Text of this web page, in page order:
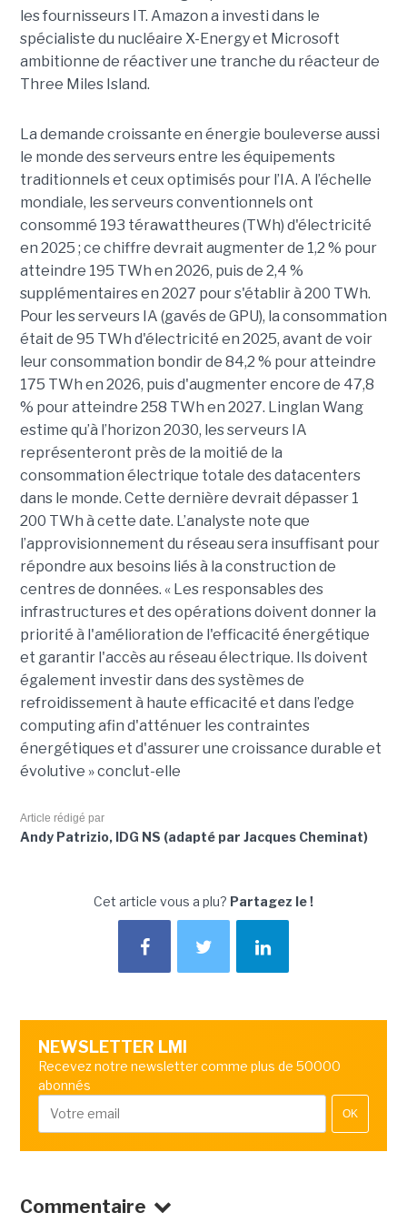
les fournisseurs IT. Amazon a investi dans le
spécialiste du nucléaire X-Energy et Microsoft
ambitionne de réactiver une tranche du réacteur de
Three Miles Island.
La demande croissante en énergie bouleverse aussi
le monde des serveurs entre les équipements
traditionnels et ceux optimisés pour l’IA. A l’échelle
mondiale, les serveurs conventionnels ont
consommé 193 térawattheures (TWh) d'électricité
en 2025 ; ce chiffre devrait augmenter de 1,2 % pour
atteindre 195 TWh en 2026, puis de 2,4 %
supplémentaires en 2027 pour s'établir à 200 TWh.
Pour les serveurs IA (gavés de GPU), la consommation
était de 95 TWh d'électricité en 2025, avant de voir
leur consommation bondir de 84,2 % pour atteindre
175 TWh en 2026, puis d'augmenter encore de 47,8
% pour atteindre 258 TWh en 2027. Linglan Wang
estime qu’à l’horizon 2030, les serveurs IA
représenteront près de la moitié de la
consommation électrique totale des datacenters
dans le monde. Cette dernière devrait dépasser 1
200 TWh à cette date. L’analyste note que
l’approvisionnement du réseau sera insuffisant pour
répondre aux besoins liés à la construction de
centres de données. « Les responsables des
infrastructures et des opérations doivent donner la
priorité à l'amélioration de l'efficacité énergétique
et garantir l'accès au réseau électrique. Ils doivent
également investir dans des systèmes de
refroidissement à haute efficacité et dans l’edge
computing afin d'atténuer les contraintes
énergétiques et d'assurer une croissance durable et
évolutive » conclut-elle
Article rédigé par
Andy Patrizio, IDG NS (adapté par Jacques Cheminat)
Cet article vous a plu? Partagez le !
NEWSLETTER LMI
Recevez notre newsletter comme plus de 50000
abonnés
OK
Commentaire